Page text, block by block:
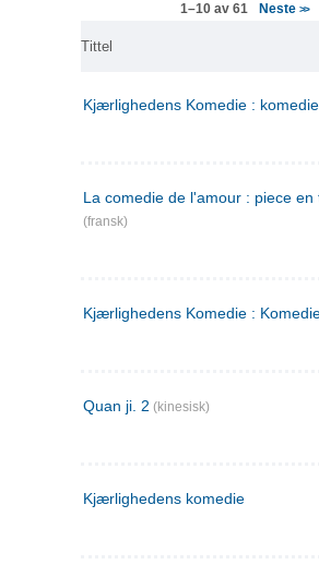
1–10 av 61 Neste>>
Tittel
Kjærlighedens Komedie :
La comedie de l'amour : piece en
(fransk)
Kjærlighedens Komedie :
Quan ji. 2 (kinesisk)
Kjærlighedens komedie